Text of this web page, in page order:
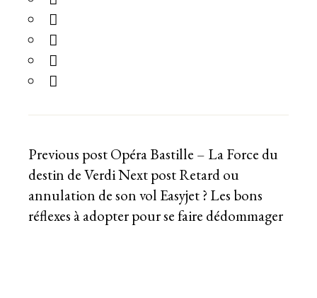
Previous postOpéra Bastille – La Force du
destin de VerdiNext postRetard ou
annulation de son vol Easyjet ? Les bons
réflexes à adopter pour se faire dédommager